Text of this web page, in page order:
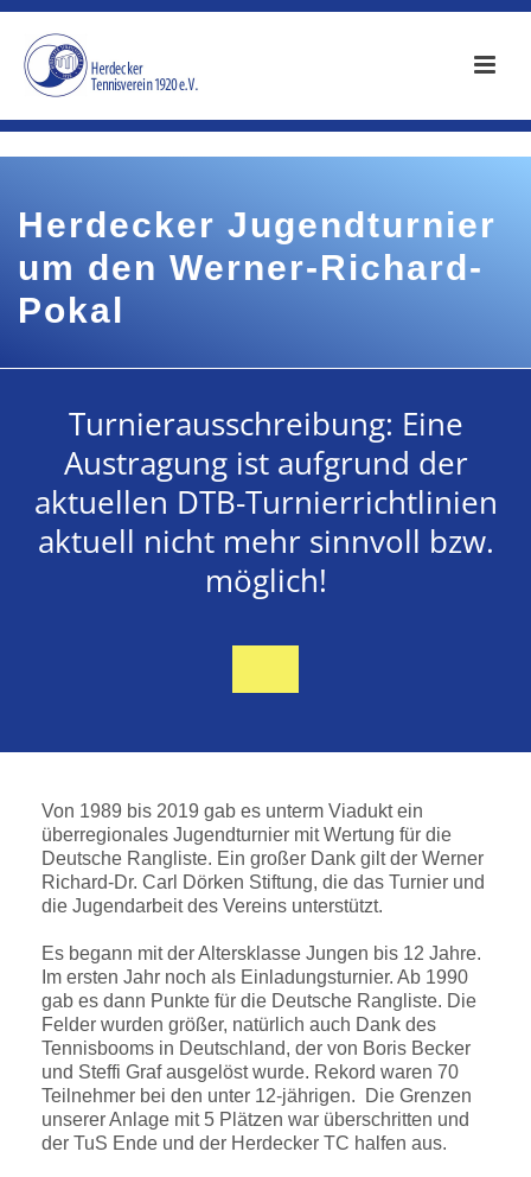
Herdecker Jugendturnier
um den Werner-Richard-
Pokal
Turnierausschreibung: Eine
Austragung ist aufgrund der
aktuellen DTB-Turnierrichtlinien
aktuell nicht mehr sinnvoll bzw.
möglich!
Von 1989 bis 2019 gab es unterm Viadukt ein
überregionales Jugendturnier mit Wertung für die
Deutsche Rangliste. Ein großer Dank gilt der Werner
Richard-Dr. Carl Dörken Stiftung, die das Turnier und
die Jugendarbeit des Vereins unterstützt.
Es begann mit der Altersklasse Jungen bis 12 Jahre.
Im ersten Jahr noch als Einladungsturnier. Ab 1990
gab es dann Punkte für die Deutsche Rangliste. Die
Felder wurden größer, natürlich auch Dank des
Tennisbooms in Deutschland, der von Boris Becker
und Steffi Graf ausgelöst wurde. Rekord waren 70
Teilnehmer bei den unter 12-jährigen. Die Grenzen
unserer Anlage mit 5 Plätzen war überschritten und
der TuS Ende und der Herdecker TC halfen aus.